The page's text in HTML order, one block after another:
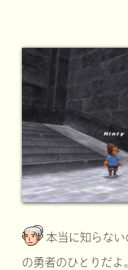
本当に知らな
の勇者のひとりだ